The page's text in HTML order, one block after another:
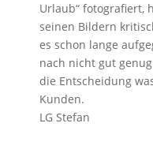
Urlaub“ fotografiert,
seinen Bildern
es schon lange
nach nicht gut
die Entscheidung
Kunden.
LG Stefan